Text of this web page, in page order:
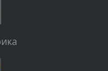
проверки